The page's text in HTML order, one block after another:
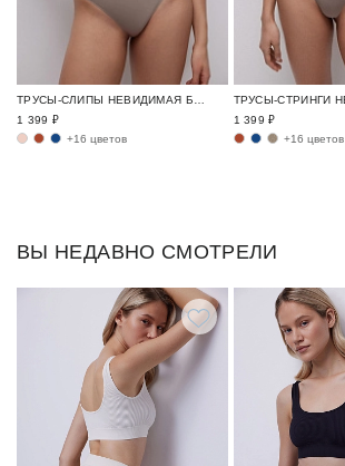
ТРУСЫ-СЛИПЫ НЕВИДИМАЯ БАЗА / INVISIBLE
1 399 ₽
+16 цветов
1 399 ₽
+16 цветов
ВЫ НЕДАВНО СМОТРЕЛИ